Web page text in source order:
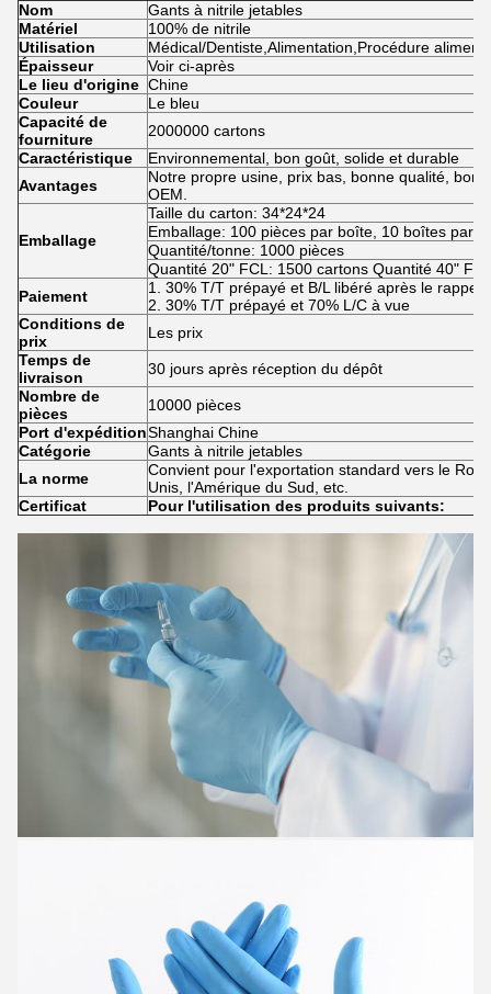
Nom
Gants à nitrile jetables
Matériel
100% de nitrile
Utilisation
Médical/Dentiste,Alimentation,Procédure
Épaisseur
Voir ci-après
Le lieu d'origine Chine
Couleur
Le bleu
Capacité de
fourniture
2000000 cartons
Caractéristique
Environnemental, bon goût, solide et durable
Avantages
Notre propre usine, prix bas, bonne qualité, bon
OEM.
Emballage
Taille du carton: 34*24*24
Emballage: 100 pièces par boîte, 10 boîtes par
Quantité/tonne: 1000 pièces
Quantité 20" FCL: 1500 cartons Quantité 40"
Paiement
1. 30% T/T prépayé et B/L libéré après le rappel
2. 30% T/T prépayé et 70% L/C à vue
Conditions de
prix
Les prix
Temps de
livraison
30 jours après réception du dépôt
Nombre de
pièces
10000 pièces
Port d'expéditionShanghai Chine
Catégorie
Gants à nitrile jetables
La norme
Convient pour l'exportation standard vers le
Unis, l'Amérique du Sud, etc.
Certificat
Pour l'utilisation des produits suivants: